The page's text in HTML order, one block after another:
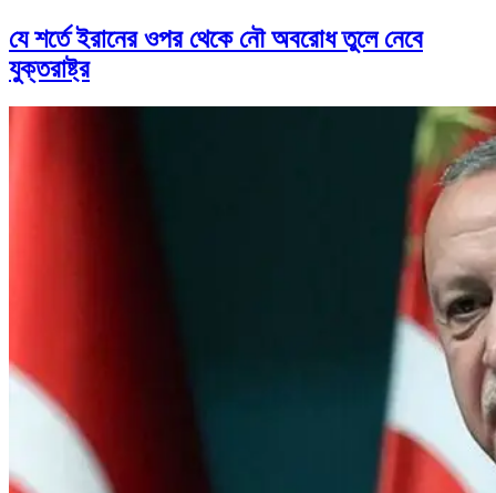
যে শর্তে ইরানের ওপর থেকে নৌ অবরোধ তুলে নেবে
যুক্তরাষ্ট্র